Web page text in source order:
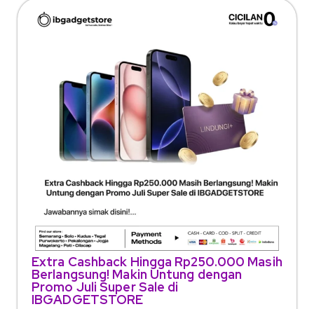
Extra Cashback Hingga Rp250.000 Masih
Berlangsung! Makin Untung dengan
Promo Juli Super Sale di
IBGADGETSTORE